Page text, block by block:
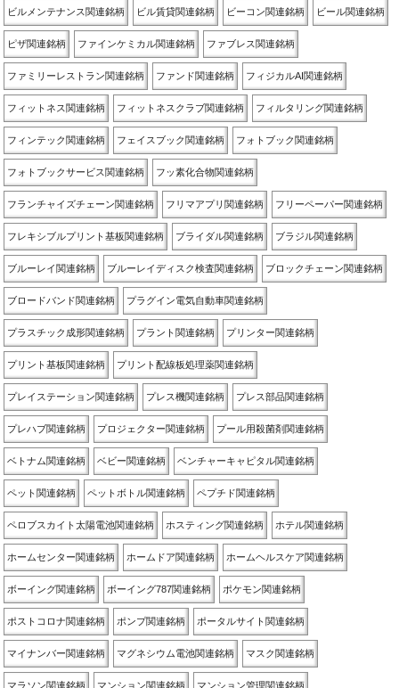
ビルメンテナンス関連銘柄 ビル賃貸関連銘柄 ビーコン関連銘柄 ビール関連銘柄
ピザ関連銘柄 ファインケミカル関連銘柄 ファブレス関連銘柄
ファミリーレストラン関連銘柄 ファンド関連銘柄 フィジカルAI関連銘柄
フィットネス関連銘柄 フィットネスクラブ関連銘柄 フィルタリング関連銘柄
フィンテック関連銘柄 フェイスブック関連銘柄 フォトブック関連銘柄
フォトブックサービス関連銘柄 フッ素化合物関連銘柄
フランチャイズチェーン関連銘柄 フリマアプリ関連銘柄 フリーペーパー関連銘柄
フレキシブルプリント基板関連銘柄 ブライダル関連銘柄 ブラジル関連銘柄
ブルーレイ関連銘柄 ブルーレイディスク検査関連銘柄 ブロックチェーン関連銘柄
ブロードバンド関連銘柄 プラグイン電気自動車関連銘柄
プラスチック成形関連銘柄 プラント関連銘柄 プリンター関連銘柄
プリント基板関連銘柄 プリント配線板処理薬関連銘柄
プレイステーション関連銘柄 プレス機関連銘柄 プレス部品関連銘柄
プレハブ関連銘柄 プロジェクター関連銘柄 プール用殺菌剤関連銘柄
ベトナム関連銘柄 ベビー関連銘柄 ベンチャーキャピタル関連銘柄
ペット関連銘柄 ペットボトル関連銘柄 ペプチド関連銘柄
ペロブスカイト太陽電池関連銘柄 ホスティング関連銘柄 ホテル関連銘柄
ホームセンター関連銘柄 ホームドア関連銘柄 ホームヘルスケア関連銘柄
ボーイング関連銘柄 ボーイング787関連銘柄 ポケモン関連銘柄
ポストコロナ関連銘柄 ポンプ関連銘柄 ポータルサイト関連銘柄
マイナンバー関連銘柄 マグネシウム電池関連銘柄 マスク関連銘柄
マラソン関連銘柄 マンション関連銘柄 マンション管理関連銘柄